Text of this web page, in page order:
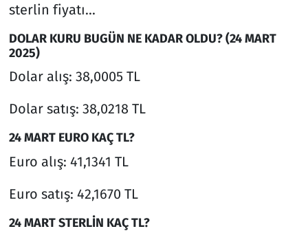
sterlin fiyatı...
DOLAR KURU BUGÜN NE KADAR OLDU? (24 MART
2025)
Dolar alış: 38,0005 TL
Dolar satış: 38,0218 TL
24 MART EURO KAÇ TL?
Euro alış: 41,1341 TL
Euro satış: 42,1670 TL
24 MART STERLİN KAÇ TL?